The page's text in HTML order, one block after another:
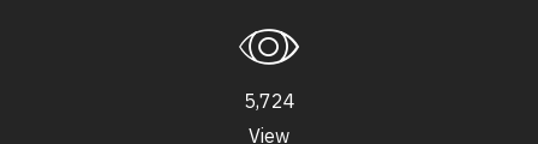
5,724
View